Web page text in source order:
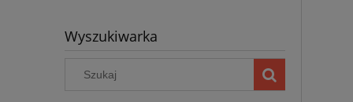
Wyszukiwarka